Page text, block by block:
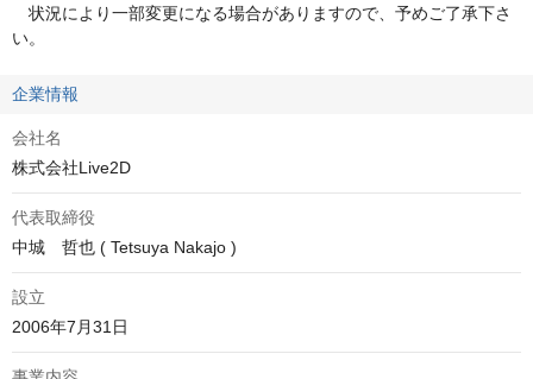
状況により一部変更になる場合がありますので、予めご了承下さ
い。
企業情報
会社名
株式会社Live2D
代表取締役
中城　哲也 ( Tetsuya Nakajo )
設立
2006年7月31日